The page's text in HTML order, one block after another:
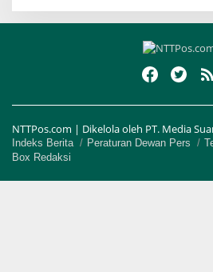
NTTPos.com | Dikelola oleh PT. Media
Indeks Berita Peraturan Dewan Pers
Box Redaksi